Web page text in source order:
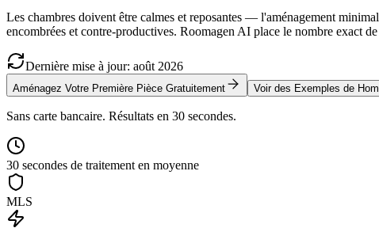
Les chambres doivent être calmes et reposantes — l'aménagement
encombrées et contre-productives. Roomagen AI place le nombre exact
Dernière mise à jour: août 2026
Aménagez Votre Première Pièce Gratuitement Voir des Exemples de
Sans carte bancaire. Résultats en 30 secondes.
30 secondes de traitement en moyenne
MLS